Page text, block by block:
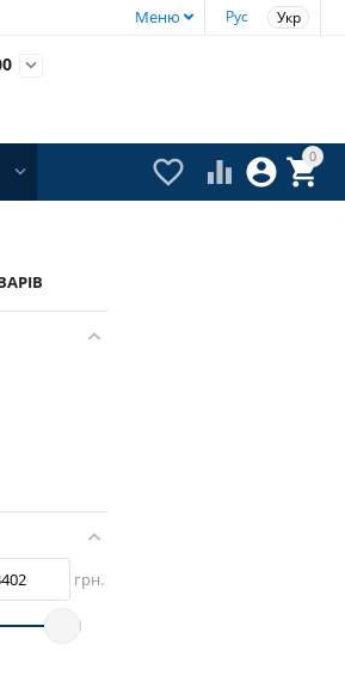
Рус Укр
Меню

0


 
грн.